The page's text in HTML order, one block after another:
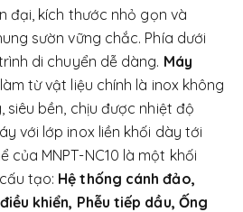
đại, kích thước nhỏ gọn và
sườn vững chắc. Phía dưới
di chuyển dễ dàng. Máy
từ vật liệu chính là inox không
siêu bền, chịu được nhiệt độ
với lớp inox liền khối dày tới
của MNPT-NC10 là một khối
tạo: Hệ thống cánh đảo,
khiển, Phễu tiếp dầu, Ống